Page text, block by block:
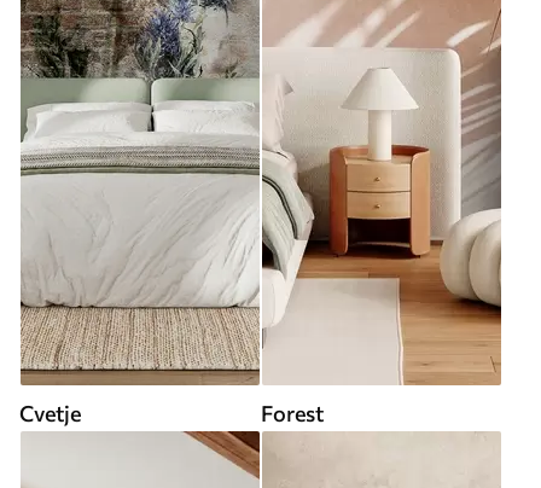
Cvetje Forest